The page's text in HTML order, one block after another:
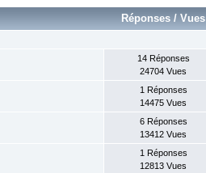
Réponses/ Vues
14 Réponses
24704 Vues
1 Réponses
14475 Vues
6 Réponses
13412 Vues
1 Réponses
12813 Vues